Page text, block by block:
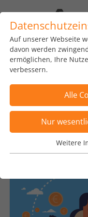
home news insights blog
Posts sind nach
Payment,
Auf unserer Webseite
davon werden
ermöglichen, Ihre
verbessern.
Alle
Nur
Wesentliche
Wesentliche
gewährleistet, dass
funktioniert.
Name Cookie-
Weitere